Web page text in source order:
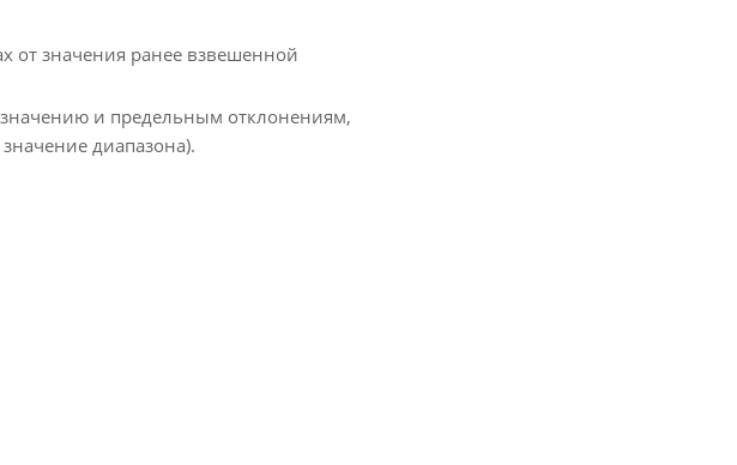
от значения ранее взвешенной
и предельным отклонениям,
диапазона).